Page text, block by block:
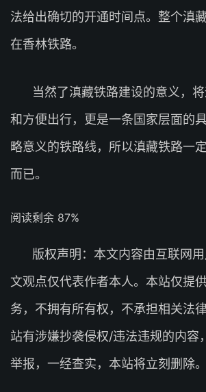
法给出确切的开通时间点。整个滇
在香林铁路。
当然了滇藏铁路建设的意义，
和方便出行，更是一条国家层面的
略意义的铁路线，所以滇藏铁路一
而已。
阅读剩余 87%
版权声明：本文内容由互联网
文观点仅代表作者本人。本站仅提
务，不拥有所有权，不承担相关法
站有涉嫌抄袭侵权/违法违规的内容
举报，一经查实，本站将立刻删除。